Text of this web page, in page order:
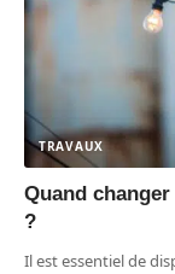
TRAVAUX
Quand
?
Il est essentiel de